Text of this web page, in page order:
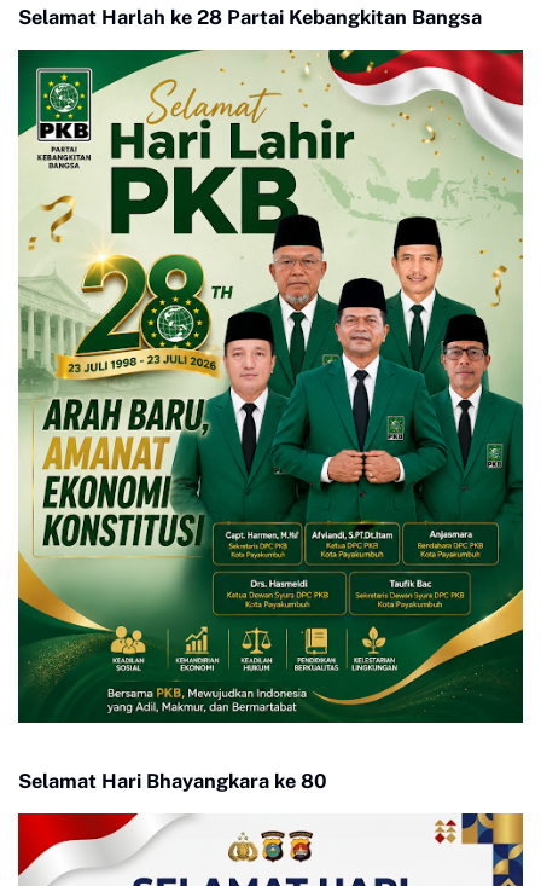
Putih
Selamat Harlah ke 28 Partai Kebangkitan Bangsa
Selamat Hari Bhayangkara ke 80